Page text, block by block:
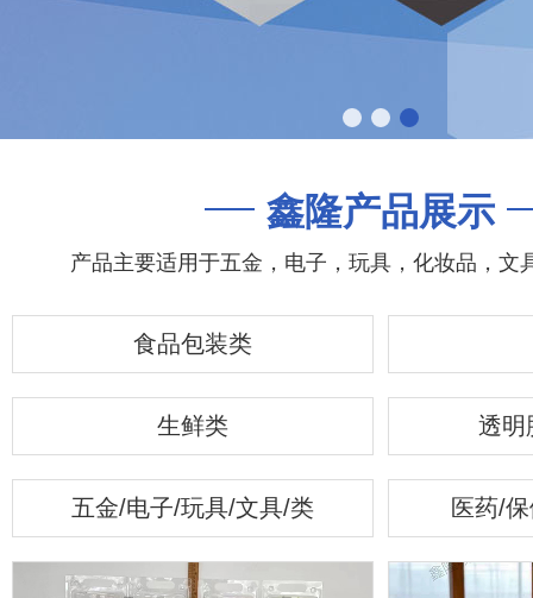
鑫隆产品展示
产品主要适用于五金，电子，玩具，化妆品，文
食品包装类
生鲜类 透明
五金/电子/玩具/文具/类 医药/